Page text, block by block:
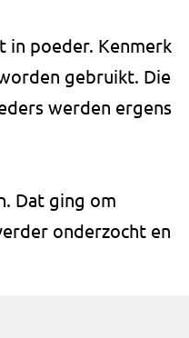
in poeder. Kenmerk
gebruikt. Die
werden ergens
Dat ging om
onderzocht en